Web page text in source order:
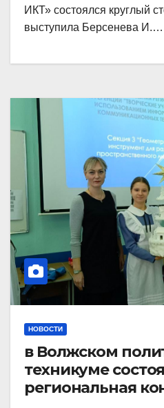
ИКТ» состоялся круглый
выступила Берсенева И.…
НОВОСТИ
в Волжском
техникуме
региональная